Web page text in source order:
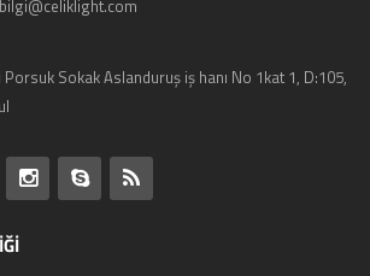
Sokak Aslanduruş iş hanı No 1kat 1, D:105,